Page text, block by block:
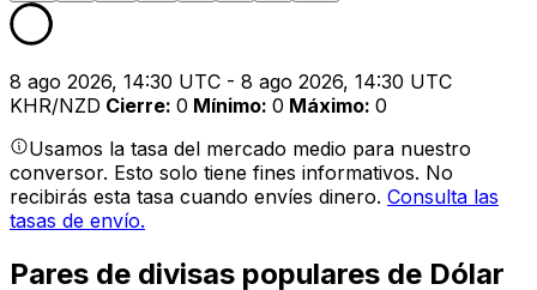
8 ago 2026, 14:30 UTC - 8 ago 2026, 14:30 UTC
KHR/NZD Cierre: 0 Mínimo: 0 Máximo: 0
Usamos la tasa del mercado medio para nuestro
conversor. Esto solo tiene fines informativos. No
recibirás esta tasa cuando envíes dinero. Consulta las
tasas de envío.
Pares de divisas populares de Dólar